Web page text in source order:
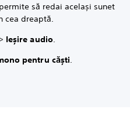
să redai același sunet
cea dreaptă.
Ieșire audio.
pentru căști.